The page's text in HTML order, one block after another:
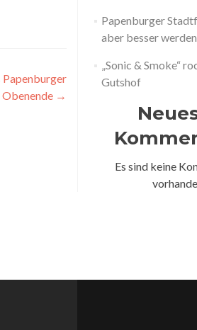
Papenburger
Obenende →
Papenburger
aber besser werden
„Sonic & Smoke“
Gutshof
Es sind keine